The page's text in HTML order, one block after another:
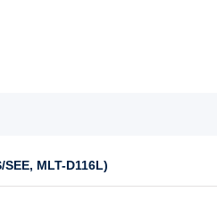
MLT-D116L)